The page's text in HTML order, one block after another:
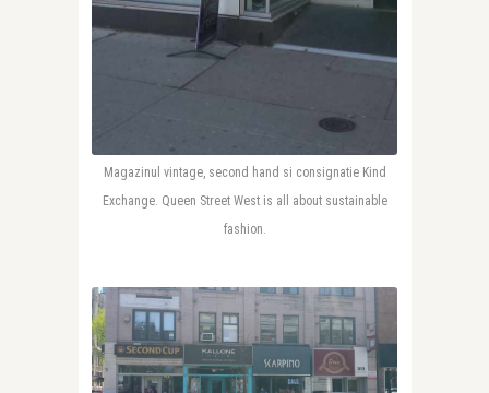
Magazinul vintage, second hand si consignatie Kind
Exchange. Queen Street West is all about sustainable
fashion.